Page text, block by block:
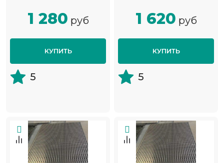
1 280 руб
КУПИТЬ
5
1 620 руб
КУПИТЬ
5